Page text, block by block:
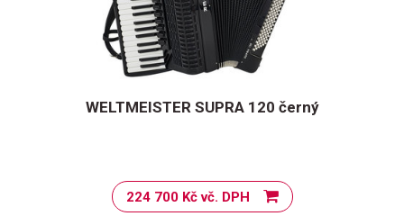
WELTMEISTER SUPRA 120 černý
224 700 Kč vč. DPH